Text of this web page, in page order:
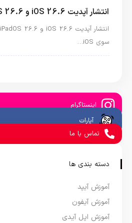
انتشار آپدیت iOS 26.6 و iPadOS 26.6
سوی iOS…
اینستاگرام
آپارات
تماس با ما
دسته بندی ها
آموزش آیپد
آموزش آیفون
آموزش اپل آیدی